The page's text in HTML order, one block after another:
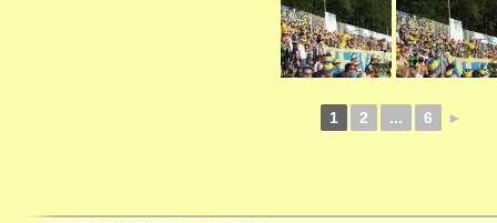
1 2 ... 6 ►